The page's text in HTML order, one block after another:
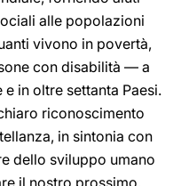
alle popolazioni
vivono in povertà,
con disabilità — a
e in oltre settanta Paesi.
riconoscimento
in sintonia con
dello sviluppo umano
il nostro prossimo.